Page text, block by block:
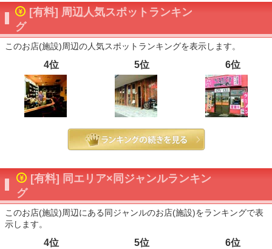
[有料] 周辺人気スポットランキン
グ
このお店(施設)周辺の人気スポットランキングを表示します。
4位 5位 6位
[有料] 同エリア×同ジャンルランキン
グ
このお店(施設)周辺にある同ジャンルのお店(施設)をランキングで表
示します。
4位 5位 6位